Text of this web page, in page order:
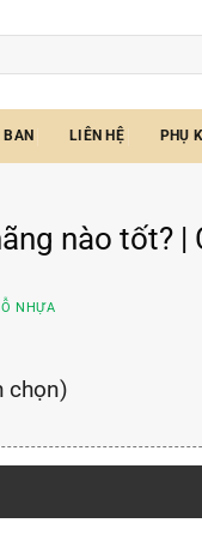
BAN LIÊN HỆ PHỤ
nào tốt? |
NHỰA
chọn)